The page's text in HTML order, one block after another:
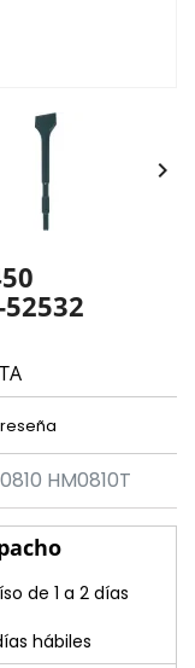

HM0810T
de 1 a 2 días
hábiles